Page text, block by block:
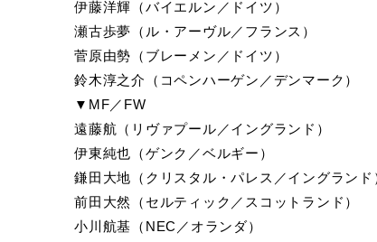
伊藤洋輝（バイエルン／ドイツ）
瀬古歩夢（ル・アーヴル／フランス）
菅原由勢（ブレーメン／ドイツ）
鈴木淳之介（コペンハーゲン／デンマーク）
▼MF／FW
遠藤航（リヴァプール／イングランド）
伊東純也（ゲンク／ベルギー）
鎌田大地（クリスタル・パレス／イングランド
前田大然（セルティック／スコットランド）
小川航基（NEC／オランダ）